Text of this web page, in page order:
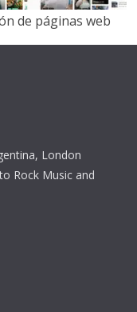
de páginas web
London
Rock Music and